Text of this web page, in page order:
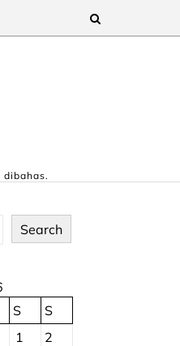
Search
S
S
1
2